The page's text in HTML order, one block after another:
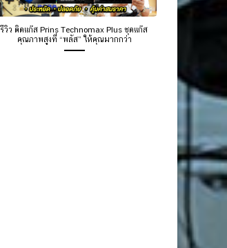
รีวิว ติดแก๊ส Prins Technomax Plus ชุดแก๊ส
คุณภาพสูงที่ “พลัส” ให้คุณมากกว่า